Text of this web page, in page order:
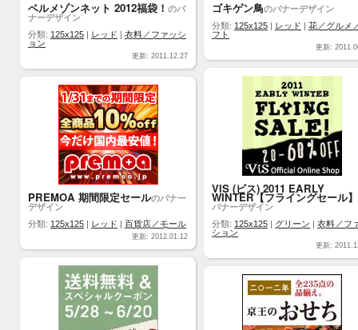
ベルメゾンネット 2012福袋！ のバ
ナーデザイン
分類: 125x125 レッド
衣料／ファッシ
ョン
更新: 2011.12.27
ゴキゲン鳥のバナーデザイン
分類: 125x125 レッド
花／グルメ
フト
更新:
ViS (ビス) 2011 EARLY
WINTER【フライングセール】
バナーデザイン
分類: 125x125 グリーン
衣料／フ
ション
更新:
PREMOA 期間限定セールのバナー
デザイン
分類: 125x125 レッド 百貨店／モール
更新: 2012.01.12